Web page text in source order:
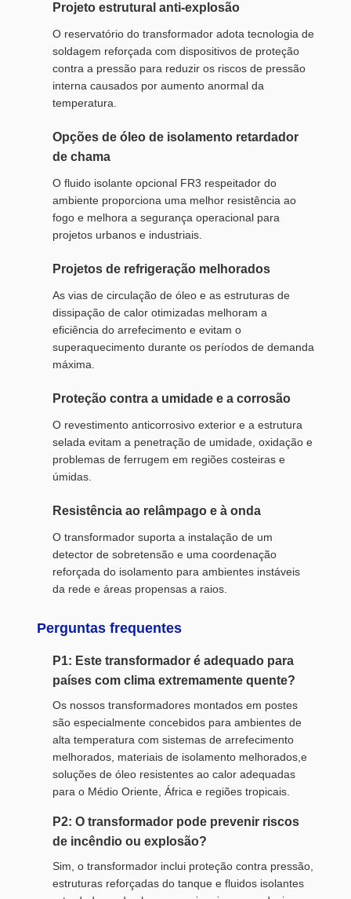
Projeto estrutural anti-explosão
O reservatório do transformador adota tecnologia de
soldagem reforçada com dispositivos de proteção
contra a pressão para reduzir os riscos de pressão
interna causados por aumento anormal da
temperatura.
Opções de óleo de isolamento retardador
de chama
O fluido isolante opcional FR3 respeitador do
ambiente proporciona uma melhor resistência ao
fogo e melhora a segurança operacional para
projetos urbanos e industriais.
Projetos de refrigeração melhorados
As vias de circulação de óleo e as estruturas de
dissipação de calor otimizadas melhoram a
eficiência do arrefecimento e evitam o
superaquecimento durante os períodos de demanda
máxima.
Proteção contra a umidade e a corrosão
O revestimento anticorrosivo exterior e a estrutura
selada evitam a penetração de umidade, oxidação e
problemas de ferrugem em regiões costeiras e
úmidas.
Resistência ao relâmpago e à onda
O transformador suporta a instalação de um
detector de sobretensão e uma coordenação
reforçada do isolamento para ambientes instáveis
da rede e áreas propensas a raios.
Perguntas frequentes
P1: Este transformador é adequado para
países com clima extremamente quente?
Os nossos transformadores montados em postes
são especialmente concebidos para ambientes de
alta temperatura com sistemas de arrefecimento
melhorados, materiais de isolamento melhorados,e
soluções de óleo resistentes ao calor adequadas
para o Médio Oriente, África e regiões tropicais.
P2: O transformador pode prevenir riscos
de incêndio ou explosão?
Sim, o transformador inclui proteção contra pressão,
estruturas reforçadas do tanque e fluidos isolantes